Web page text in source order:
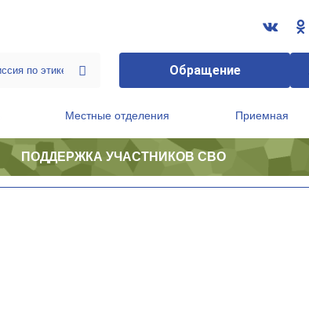
Обращение
Местные отделения Приемная
ПОДДЕРЖКА УЧАСТНИКОВ СВО